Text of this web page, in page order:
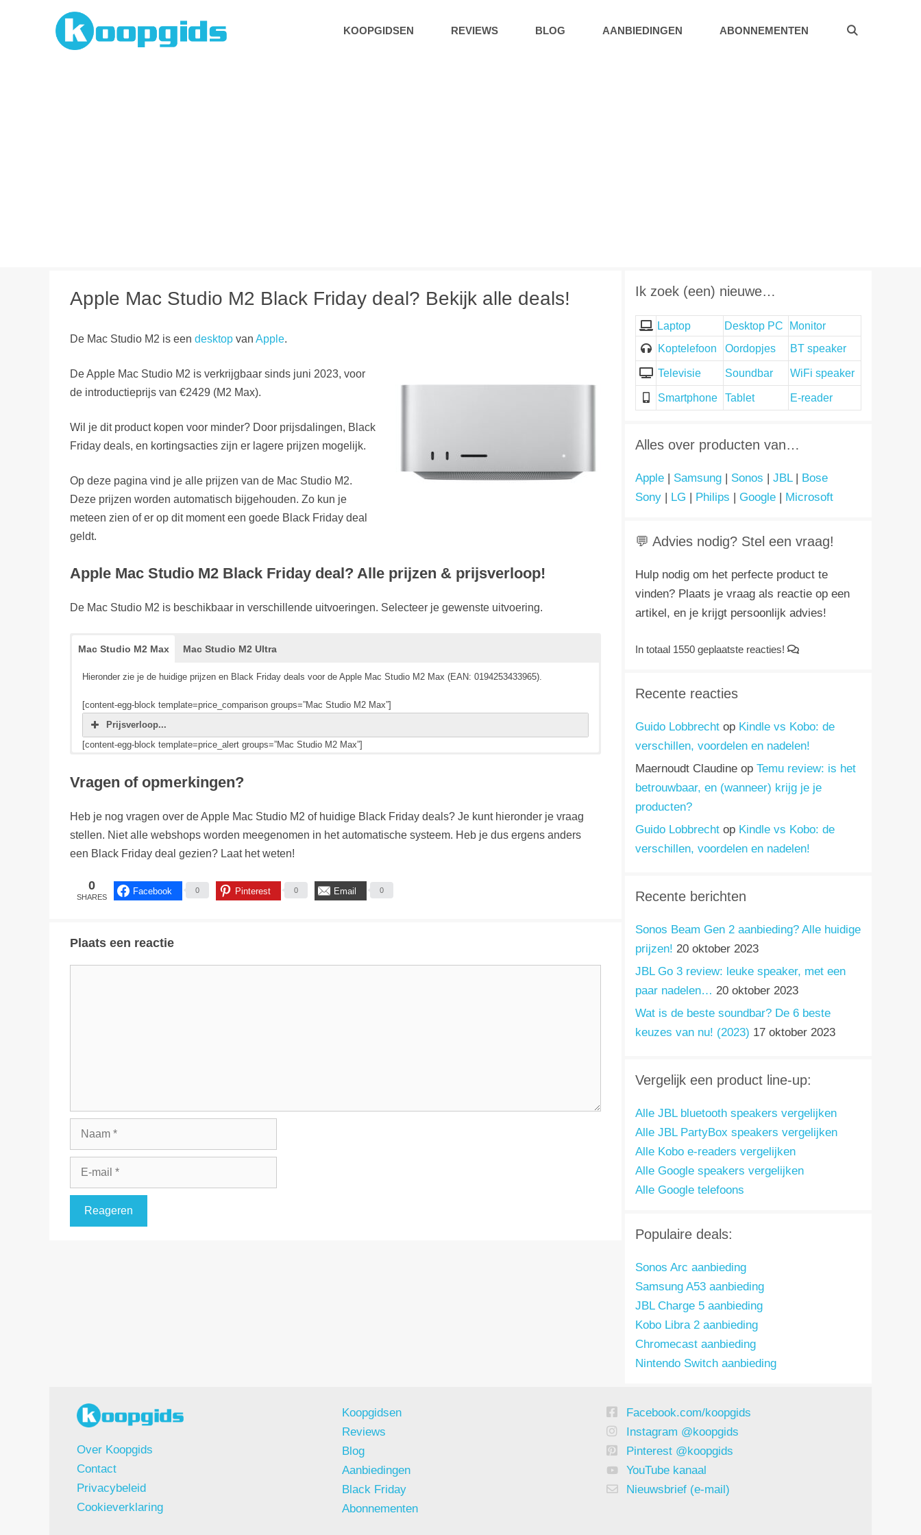
KOOPGIDSEN REVIEWS BLOG AANBIEDINGEN ABONNEMENTEN
Apple Mac Studio M2 Black Friday deal? Bekijk alle deals!
De Mac Studio M2 is een desktop van Apple.
De Apple Mac Studio M2 is verkrijgbaar sinds juni 2023, voor
de introductieprijs van €2429 (M2 Max).
Wil je dit product kopen voor minder? Door prijsdalingen, Black
Friday deals, en kortingsacties zijn er lagere prijzen mogelijk.
Op deze pagina vind je alle prijzen van de Mac Studio M2.
Deze prijzen worden automatisch bijgehouden. Zo kun je
meteen zien of er op dit moment een goede Black Friday deal
geldt.
Apple Mac Studio M2 Black Friday deal? Alle prijzen & prijsverloop!
De Mac Studio M2 is beschikbaar in verschillende uitvoeringen. Selecteer je gewenste uitvoering.
Mac Studio M2 Max Mac Studio M2 Ultra
Hieronder zie je de huidige prijzen en Black Friday deals voor de Apple Mac Studio M2 Max (EAN: 0194253433965).
[content-egg-block template=price_comparison groups=”Mac Studio M2 Max”]
Prijsverloop...
[content-egg-block template=price_alert groups=”Mac Studio M2 Max”]
[content-egg-block template=price_comparison groups=”Mac Studio M2 Ultra”]
Vragen of opmerkingen?
Heb je nog vragen over de Apple Mac Studio M2 of huidige Black Friday deals? Je kunt hieronder je vraag
stellen. Niet alle webshops worden meegenomen in het automatische systeem. Heb je dus ergens anders
een Black Friday deal gezien? Laat het weten!
0
SHARES
Facebook 0 Pinterest 0 Email 0
Plaats een reactie
Naam
Ik zoek (een) nieuwe…
Laptop Desktop PC
Monitor
Koptelefoon
Oordopjes BT speaker
Televisie Soundbar WiFi speaker
Smartphone Tablet E-reader
Alles over producten van…
Apple | Samsung | Sonos | JBL| Bose
Sony | LG | Philips | Google | Microsoft
💬 Advies nodig? Stel een vraag!
Hulp nodig om het perfecte product te
vinden? Plaats je vraag als reactie op een
artikel, en je krijgt persoonlijk advies!
In totaal 1550 geplaatste reacties!
Recente reacties
Guido Lobbrecht op Kindle vs Kobo: de
verschillen, voordelen en nadelen!
Maernoudt Claudine op Temu review: is het
betrouwbaar, en (wanneer) krijg je je
producten?
Guido Lobbrecht op Kindle vs Kobo: de
verschillen, voordelen en nadelen!
Recente berichten
Sonos Beam Gen 2 aanbieding? Alle huidige
prijzen! 20 oktober 2023
JBL Go 3 review: leuke speaker, met een
paar nadelen… 20 oktober 2023
Wat is de beste soundbar? De 6 beste
keuzes van nu! (2023) 17 oktober 2023
Vergelijk een product line-up:
Alle JBL bluetooth speakers vergelijken
Alle JBL PartyBox speakers vergelijken
Alle Kobo e-readers vergelijken
Alle Google speakers vergelijken
Alle Google telefoons
Populaire deals:
Sonos Arc aanbieding
Samsung A53 aanbieding
JBL Charge 5 aanbieding
Kobo Libra 2 aanbieding
Chromecast aanbieding
Nintendo Switch aanbieding
Over Koopgids
Contact
Privacybeleid
Cookieverklaring
Koopgidsen
Reviews
Blog
Aanbiedingen
Black Friday
Abonnementen
Facebook.com/koopgids
Instagram @koopgids
Pinterest @koopgids
YouTube kanaal
Nieuwsbrief (e-mail)